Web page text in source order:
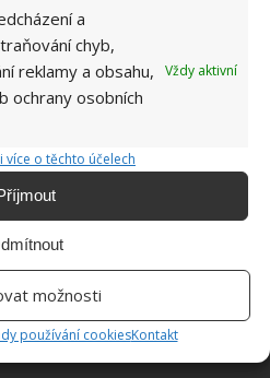
a
chyb,
reklamy a obsahu,
ochrany osobních
Vždy aktivní
více o těchto účelech
možnosti
používání cookiesKontakt
redakce Bydlimeutulne.cz se
během svých studií a práce
ji tak nadchla, že se
zůstat. Její v...[Více o
starou průmyslovou nádrž na
Dechberoucí přestavba ovládla